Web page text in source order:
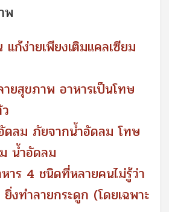
พ
ก้ง่ายเพียงเติมแคลเซียม
ยสุขภาพ อาหารเป็นโทษ
ดลม ภัยจากน้ำอัดลม โทษ
น้ำอัดลม
หาร 4 ชนิดที่หลายคนไม่รู้ว่า
ยิ่งทำลายกระดูก (โดยเฉพาะ